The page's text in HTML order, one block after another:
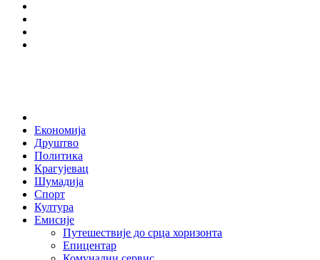
Економија
Друштво
Политика
Крагујевац
Шумадија
Спорт
Култура
Емисије
Путешествије до срца хоризонта
Епицентар